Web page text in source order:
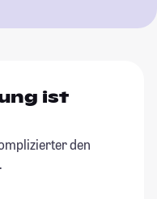
ist
den